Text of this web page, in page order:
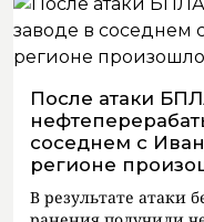
После атаки
соседнем с
регионе
В результате атаки